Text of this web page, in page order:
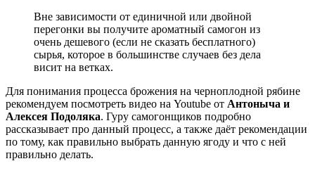
Вне зависимости от единичной или двойной
перегонки вы получите ароматный самогон из
очень дешевого (если не сказать бесплатного)
сырья, которое в большинстве случаев без дела
висит на ветках.
Для понимания процесса брожения на черноплодной рябине
рекомендуем посмотреть видео на Youtube от Антоныча и
Алексея Подоляка. Гуру самогонщиков подробно
рассказывает про данный процесс, а также даёт рекомендации
по тому, как правильно выбрать данную ягоду и что с ней
правильно делать.